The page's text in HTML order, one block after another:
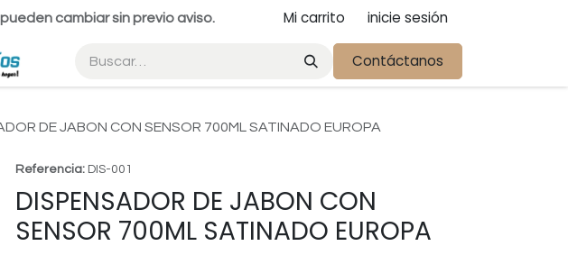
cambiar sin previo aviso. Mi carrito inicie sesión
Contáctanos
DE JABON CON SENSOR 700ML SATINADO EUROPA
Referencia: DIS-001
DISPENSADOR DE JABON CON
SENSOR 700ML SATINADO EUROPA